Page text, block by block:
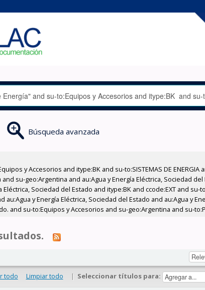
Búsqueda avanzada
y Accesorios and itype:BK and su-to:SISTEMAS DE
su-geo:Argentina and au:Agua y Energía Eléctrica, Sociedad del
Sociedad del Estado and itype:BK and ccode:EXT and
y Energía Eléctrica, Sociedad del Estado and au:Agua y
and su-to:Equipos y Accesorios and su-geo:Argentina and su-
todo Limpiar todo | Seleccionar títulos para: